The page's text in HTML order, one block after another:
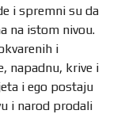
i spremni su da
na istom nivou.
i
napadnu, krive i
i ego postaju
i narod prodali